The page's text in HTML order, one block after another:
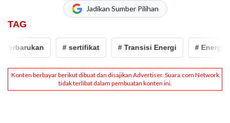
Jadikan Sumber Pilihan
TAG
# sertifikat # Transisi Energi # Energi